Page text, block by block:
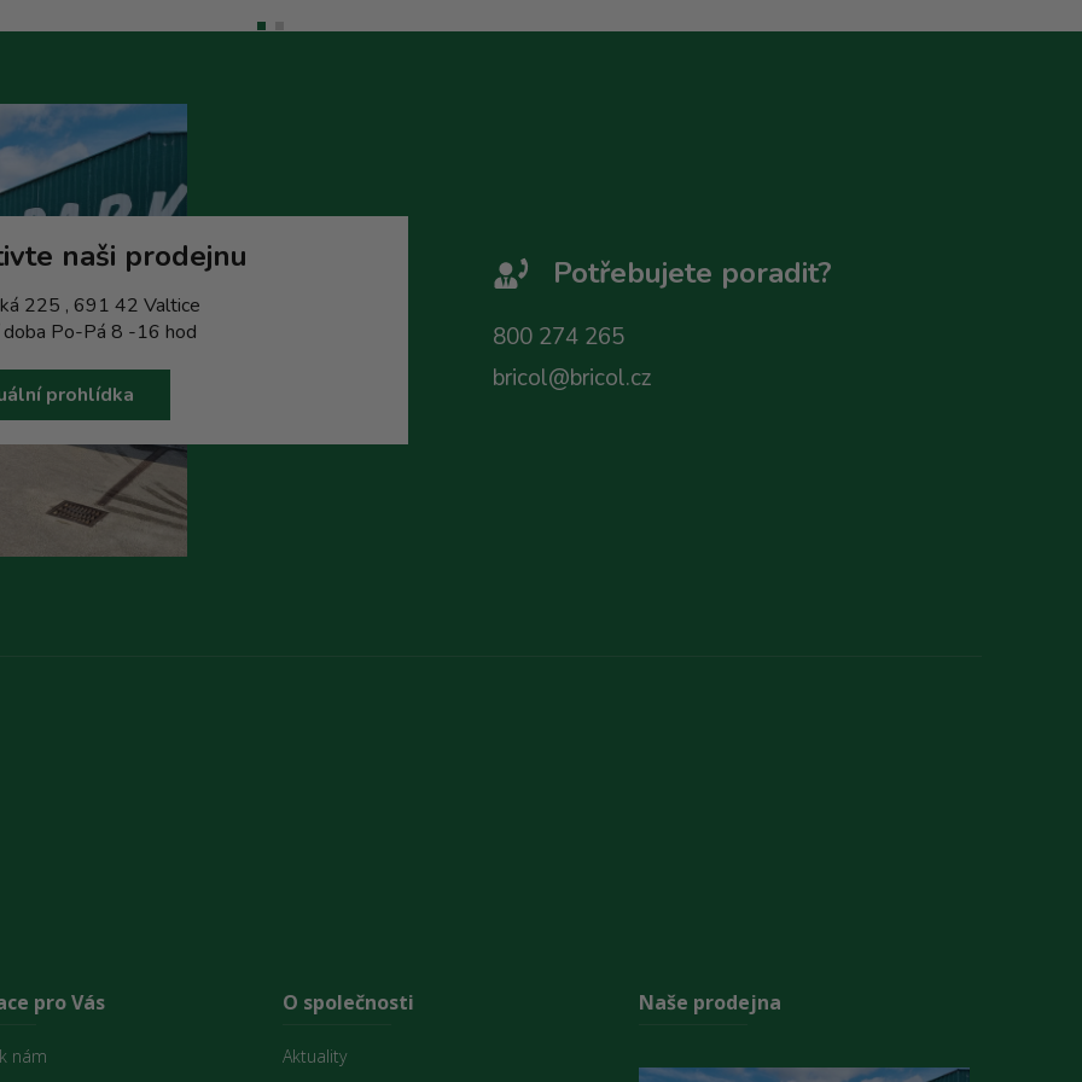
naši prodejnu
225 , 691 42 Valtice
doba Po-Pá 8 -16 hod
prohlídka
Potřebujete poradit?
800 274 265
bricol@bricol.cz
pro Vás
nám
O společnosti
Aktuality
Naše prodejna